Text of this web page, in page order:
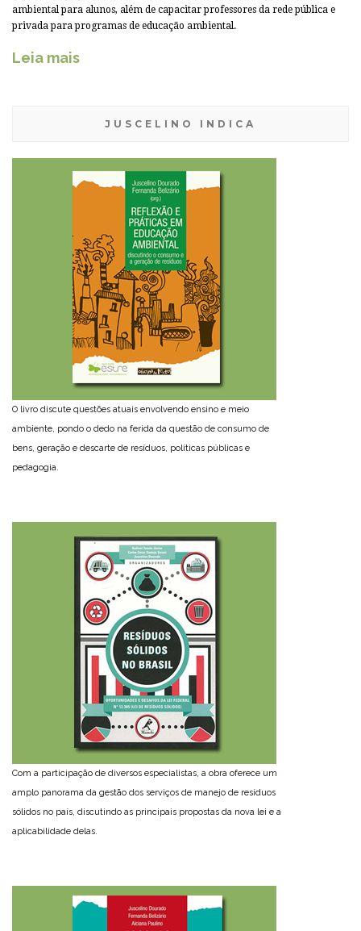
ambiental para alunos, além de capacitar professores da rede pública e
privada para programas de educação ambiental.
Leia mais
JUSCELINO INDICA
O livro discute questões atuais envolvendo ensino e meio
ambiente, pondo o dedo na ferida da questão de consumo de
bens, geração e descarte de resíduos, políticas públicas e
pedagogia.
Com a participação de diversos especialistas, a obra oferece um
amplo panorama da gestão dos serviços de manejo de resíduos
sólidos no país, discutindo as principais propostas da nova lei e a
aplicabilidade delas.